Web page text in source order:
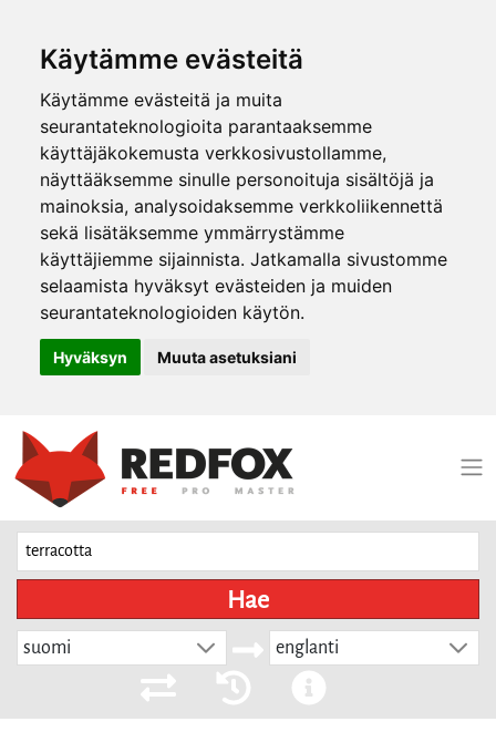
Käytämme evästeitä
Käytämme evästeitä ja muita
seurantateknologioita parantaaksemme
käyttäjäkokemusta verkkosivustollamme,
näyttääksemme sinulle personoituja sisältöjä ja
mainoksia, analysoidaksemme verkkoliikennettä
sekä lisätäksemme ymmärrystämme
käyttäjiemme sijainnista. Jatkamalla sivustomme
selaamista hyväksyt evästeiden ja muiden
seurantateknologioiden käytön.
Hyväksyn Muuta asetuksiani
Hae
suomi englanti